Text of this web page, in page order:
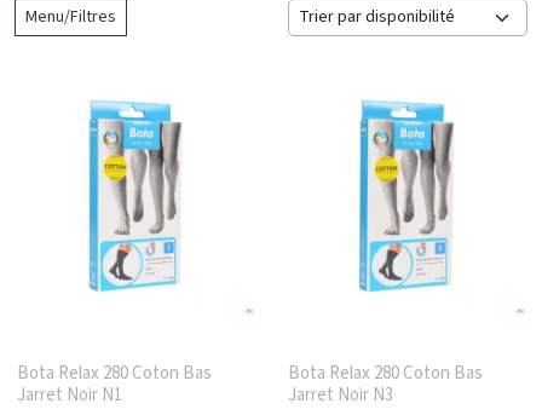
Menu/Filtres
Bota Relax 280 Coton Bas
Jarret Noir N1
Bota Relax 280 Coton Bas
Jarret Noir N3